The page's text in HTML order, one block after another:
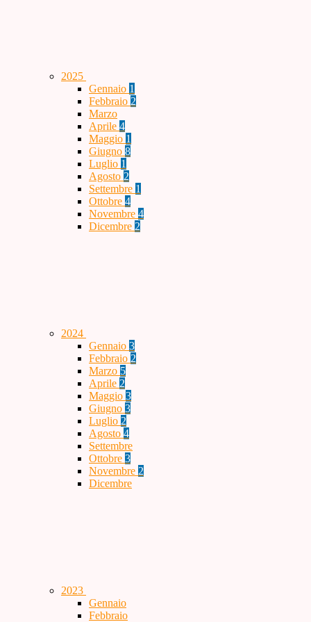
2025
Gennaio 1
Febbraio 2
Marzo
Aprile 4
Maggio 1
Giugno 8
Luglio 1
Agosto 2
Settembre 1
Ottobre 4
Novembre 4
Dicembre 2
2024
Gennaio 3
Febbraio 2
Marzo 5
Aprile 2
Maggio 3
Giugno 3
Luglio 2
Agosto 4
Settembre
Ottobre 3
Novembre 2
Dicembre
2023
Gennaio
Febbraio